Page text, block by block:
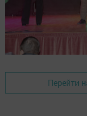
Перейти